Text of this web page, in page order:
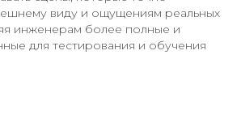
виду и ощущениям реальных
инженерам более полные и
для тестирования и обучения